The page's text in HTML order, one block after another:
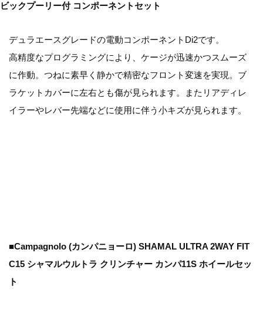
ビックプーリー付 コンポーネントセット
デュラエースグレードの電動コンポーネントDi2です。
高精度なプログラミングにより、ケージが迅速かつスムーズ
に作動。つねに素早く静かで精密なフロント変速を実現。ブ
ラケットカバーに左右とも傷が見られます。またリアディレ
イラーやレバー先端などに使用に伴う小キズが見られます。
■Campagnolo (カンパニョーロ) SHAMAL ULTRA 2WAY FIT
C15 シャマルウルトラ クリンチャー カンパ11S ホイールセッ
ト